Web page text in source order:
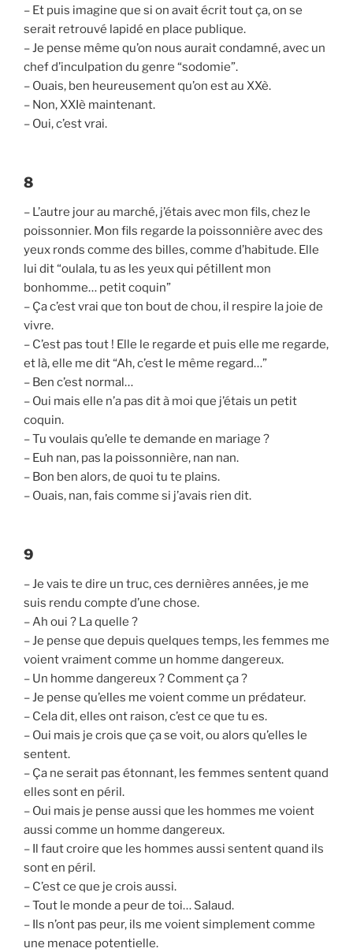
– Et puis imagine que si on avait écrit tout ça, on se
serait retrouvé lapidé en place publique.
– Je pense même qu’on nous aurait condamné, avec un
chef d’inculpation du genre “sodomie”.
– Ouais, ben heureusement qu’on est au XXè.
– Non, XXIè maintenant.
– Oui, c’est vrai.
8
– L’autre jour au marché, j’étais avec mon fils, chez le
poissonnier. Mon fils regarde la poissonnière avec des
yeux ronds comme des billes, comme d’habitude. Elle
lui dit “oulala, tu as les yeux qui pétillent mon
bonhomme… petit coquin”
– Ça c’est vrai que ton bout de chou, il respire la joie de
vivre.
– C’est pas tout ! Elle le regarde et puis elle me regarde,
et là, elle me dit “Ah, c’est le même regard…”
– Ben c’est normal…
– Oui mais elle n’a pas dit à moi que j’étais un petit
coquin.
– Tu voulais qu’elle te demande en mariage ?
– Euh nan, pas la poissonnière, nan nan.
– Bon ben alors, de quoi tu te plains.
– Ouais, nan, fais comme si j’avais rien dit.
9
– Je vais te dire un truc, ces dernières années, je me
suis rendu compte d’une chose.
– Ah oui ? La quelle ?
– Je pense que depuis quelques temps, les femmes me
voient vraiment comme un homme dangereux.
– Un homme dangereux ? Comment ça ?
– Je pense qu’elles me voient comme un prédateur.
– Cela dit, elles ont raison, c’est ce que tu es.
– Oui mais je crois que ça se voit, ou alors qu’elles le
sentent.
– Ça ne serait pas étonnant, les femmes sentent quand
elles sont en péril.
– Oui mais je pense aussi que les hommes me voient
aussi comme un homme dangereux.
– Il faut croire que les hommes aussi sentent quand ils
sont en péril.
– C’est ce que je crois aussi.
– Tout le monde a peur de toi… Salaud.
– Ils n’ont pas peur, ils me voient simplement comme
une menace potentielle.